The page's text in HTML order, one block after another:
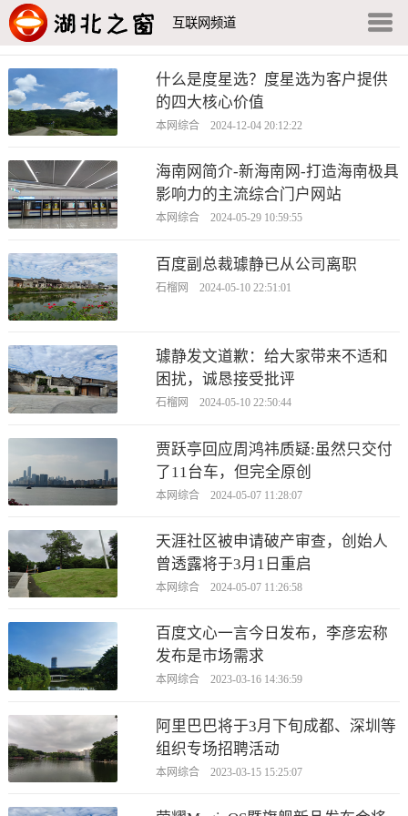
互联网频道
什么是度星选？度星选为客户提供
的四大核心价值
本网综合 2024-12-04 20:12:22
海南网简介-新海南网-打造海南极具
影响力的主流综合门户网站
本网综合 2024-05-29 10:59:55
百度副总裁璩静已从公司离职
石榴网 2024-05-10 22:51:01
璩静发文道歉：给大家带来不适和
困扰，诚恳接受批评
石榴网 2024-05-10 22:50:44
贾跃亭回应周鸿祎质疑:虽然只交付
了11台车，但完全原创
本网综合 2024-05-07 11:28:07
天涯社区被申请破产审查，创始人
曾透露将于3月1日重启
本网综合 2024-05-07 11:26:58
百度文心一言今日发布，李彦宏称
发布是市场需求
本网综合 2023-03-16 14:36:59
阿里巴巴将于3月下旬成都、深圳等
组织专场招聘活动
本网综合 2023-03-15 15:25:07